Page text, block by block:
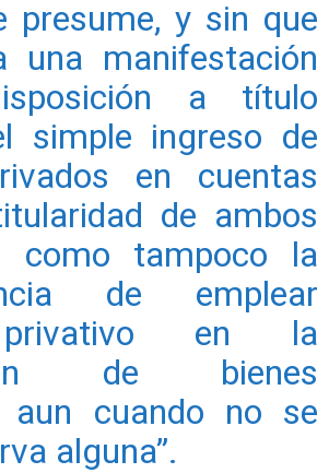
presume, y sin que
una manifestación
a título
simple ingreso de
en cuentas
de ambos
como tampoco la
de emplear
en la
de bienes
aun cuando no se
alguna”.